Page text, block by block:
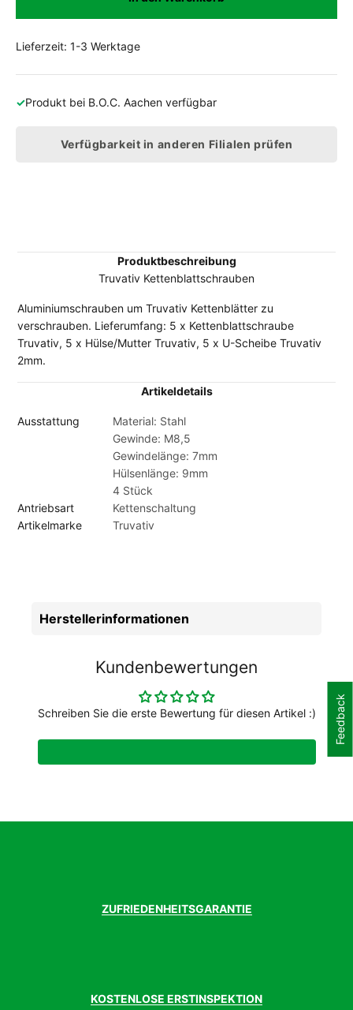
Lieferzeit: 1-3 Werktage
✓Produkt bei B.O.C. Aachen verfügbar
Verfügbarkeit in anderen Filialen prüfen
Produktbeschreibung
Truvativ Kettenblattschrauben
Aluminiumschrauben um Truvativ Kettenblätter zu
verschrauben. Lieferumfang: 5 x Kettenblattschraube
Truvativ, 5 x Hülse/Mutter Truvativ, 5 x U-Scheibe Truvativ
2mm.
Artikeldetails
Ausstattung
Material: Stahl
Gewinde: M8,5
Gewindelänge: 7mm
Hülsenlänge: 9mm
4 Stück
Antriebsart
Kettenschaltung
Artikelmarke
Truvativ
Herstellerinformationen
Kundenbewertungen
Schreiben Sie die erste Bewertung für diesen Artikel :)
ZUFRIEDENHEITSGARANTIE
KOSTENLOSE ERSTINSPEKTION
Feedback